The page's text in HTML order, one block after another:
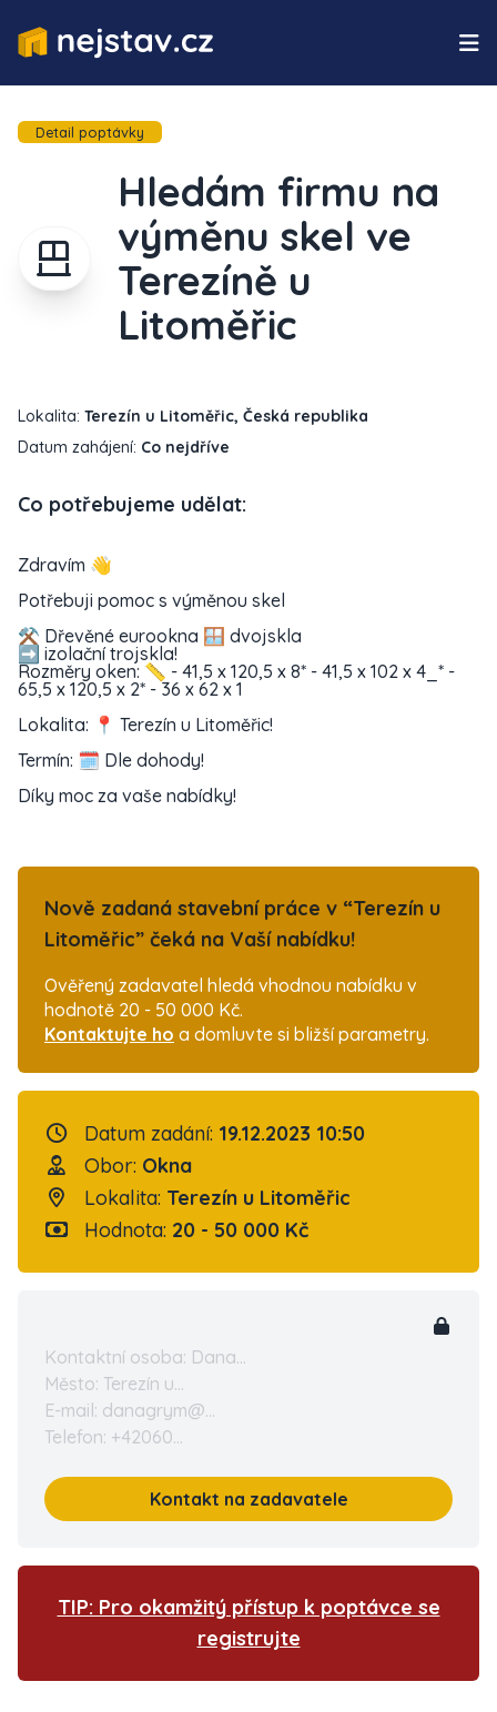
Detail poptávky
Hledám firmu na
výměnu skel ve
Terezíně u
Litoměřic
Lokalita: Terezín u Litoměřic, Česká republika
Datum zahájení: Co nejdříve
Co potřebujeme udělat:
Zdravím 👋
Potřebuji pomoc s výměnou skel
⚒️ Dřevěné eurookna 🪟 dvojskla
➡️ izolační trojskla!
Rozměry oken: 📏 - 41,5 x 120,5 x 8* - 41,5 x 102 x 4_* -
65,5 x 120,5 x 2* - 36 x 62 x 1
Lokalita: 📍 Terezín u Litoměřic!
Termín: 🗓️ Dle dohody!
Díky moc za vaše nabídky!
Nově zadaná stavební práce v “Terezín u
Litoměřic” čeká na Vaší nabídku!
Ověřený zadavatel hledá vhodnou nabídku v
hodnotě 20 - 50 000 Kč.
Kontaktujte ho a domluvte si bližší parametry.
Datum zadání: 19.12.2023 10:50
Obor: Okna
Lokalita: Terezín u Litoměřic
Hodnota: 20 - 50 000 Kč
Kontaktní osoba: Dana...
Město: Terezín u...
E-mail: danagrym@...
Telefon: +42060...
Kontakt na zadavatele
TIP: Pro okamžitý přístup k poptávce se
registrujte